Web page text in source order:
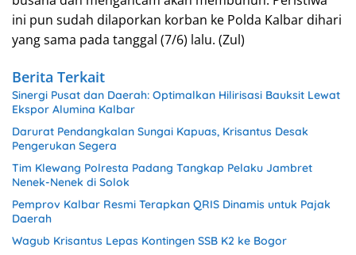
ini pun sudah dilaporkan korban ke Polda Kalbar dihari
yang sama pada tanggal (7/6) lalu. (Zul)
Berita Terkait
Sinergi Pusat dan Daerah: Optimalkan Hilirisasi Bauksit Lewat
Ekspor Alumina Kalbar
Darurat Pendangkalan Sungai Kapuas, Krisantus Desak
Pengerukan Segera
Tim Klewang Polresta Padang Tangkap Pelaku Jambret
Nenek-Nenek di Solok
Pemprov Kalbar Resmi Terapkan QRIS Dinamis untuk Pajak
Daerah
Wagub Krisantus Lepas Kontingen SSB K2 ke Bogor